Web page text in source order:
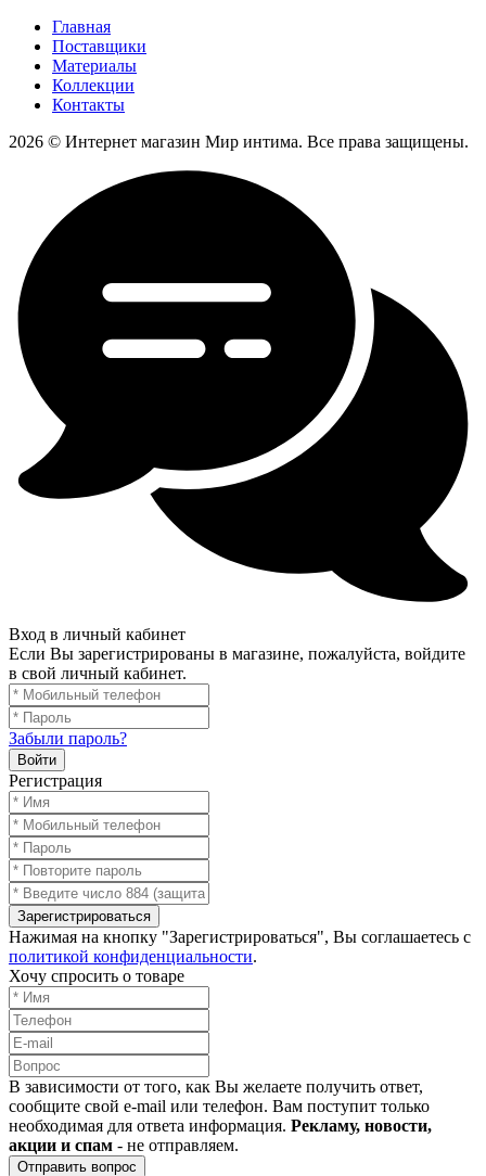
Главная
Поставщики
Материалы
Коллекции
Контакты
2026 © Интернет магазин Мир интима. Все права защищены.
Вход в личный кабинет
Если Вы зарегистрированы в магазине, пожалуйста, войдите
в свой личный кабинет.
Забыли пароль?
Войти
Регистрация
Зарегистрироваться
Нажимая на кнопку "Зарегистрироваться", Вы соглашаетесь с
политикой конфиденциальности.
Хочу спросить о товаре
В зависимости от того, как Вы желаете получить ответ,
сообщите свой e-mail или телефон. Вам поступит только
необходимая для ответа информация. Рекламу, новости,
акции и спам - не отправляем.
Отправить вопрос